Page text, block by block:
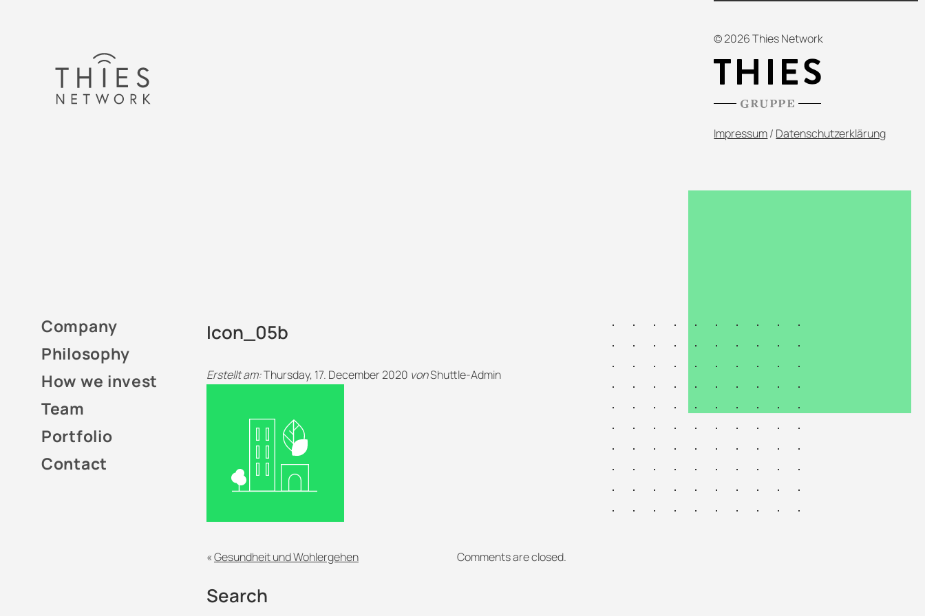
Company
Philosophy
How we invest
Team
Portfolio
Contact
Icon_05b
Erstellt am:Thursday, 17. December 2020 vonShuttle-Admin
«Gesundheit und Wohlergehen Comments are closed.
Search
© 2026 Thies Network
Impressum/ Datenschutzerklärung